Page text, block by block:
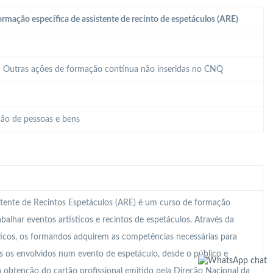
específica de assistente de recinto de espetáculos (ARE)
Outras ações de formação contínua não inseridas no CNQ
de pessoas e bens
de Recintos Espetáculos (ARE) é um curso de formação
eventos artísticos e recintos de espetáculos. Através da
os formandos adquirem as competências necessárias para
os envolvidos num evento de espetáculo, desde o público e